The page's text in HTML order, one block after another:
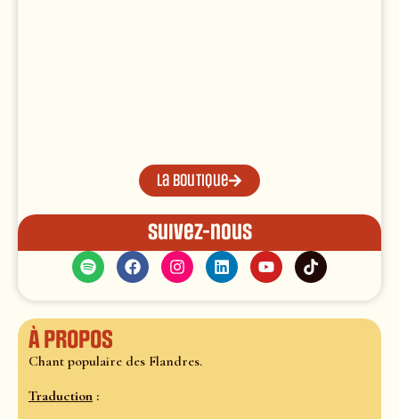
La boutique
Suivez-nous
À propos
Chant populaire des Flandres.
Traduction :